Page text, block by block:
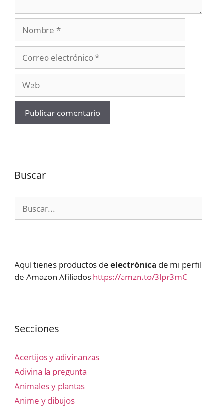
Nombre
electrónico
Buscar
Aquí tienes productos de electrónica de mi perfil
de Amazon Afiliados https://amzn.to/3lpr3mC
Secciones
Acertijos y adivinanzas
Adivina la pregunta
Animales y plantas
Anime y dibujos